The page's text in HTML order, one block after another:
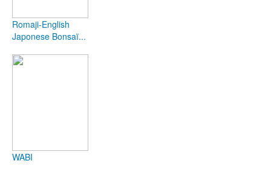
Romaji-English
Japonese Bonsaï...
WABI